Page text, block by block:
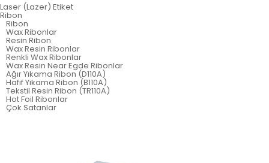
Laser (Lazer) Etiket
Ribon
Ribon
Wax Ribonlar
Resin Ribon
Wax Resin Ribonlar
Renkli Wax Ribonlar
Wax Resin Near Egde Ribonlar
Ağır Yıkama Ribon (D110A)
Hafif Yıkama Ribon (B110A)
Tekstil Resin Ribon (TR110A)
Hot Foil Ribonlar
Çok Satanlar